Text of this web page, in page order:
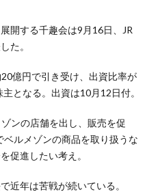
開する千趣会は9月16日、JR
た。
億円で引き受け、出資比率が
となる。出資は10月12日付。
ンの店舗を出し、販売を促
ルメゾンの商品を取り扱うな
促進したい考え。
近年は苦戦が続いている。